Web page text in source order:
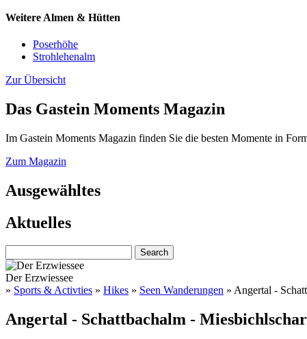
Weitere Almen & Hütten
Poserhöhe
Strohlehenalm
Zur Übersicht
Das Gastein Moments Magazin
Im Gastein Moments Magazin finden Sie die besten Momente in
Zum Magazin
Ausgewähltes
Aktuelles
Der Erzwiessee
» Sports & Activties » Hikes » Seen Wanderungen » Angertal -
Angertal - Schattbachalm -